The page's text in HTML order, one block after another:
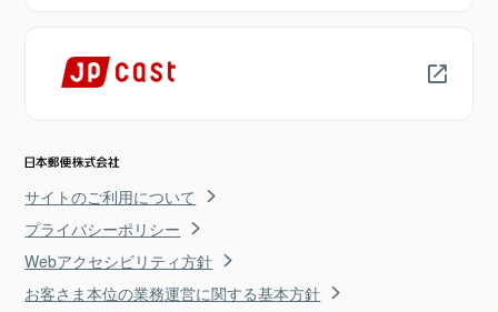
サイトのご利用について
プライバシーポリシー
Webアクセシビリティ方針
お客さま本位の業務運営に関する基本方針